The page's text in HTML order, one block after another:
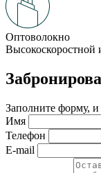
Оптоволокно
Высокоскоростной
Заполните форму,
Имя
Телефон
E-mail